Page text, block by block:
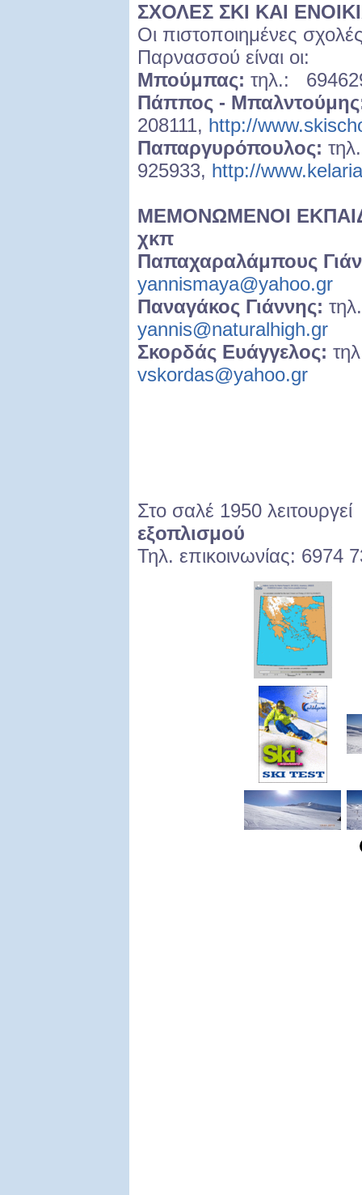
ΣΧΟΛΕΣ ΣΚΙ ΚΑΙ
Οι πιστοποιημένες
Παρνασσού είναι οι:
Μπούμπας: τηλ.:
Πάππος -
208111, http://
Παπαργυρόπουλος:
925933, http://
ΜΕΜΟΝΩΜΕΝΟΙ
χκπ
Παπαχαραλάμπους
yannismaya@yahoo.gr
Παναγάκος Γιάννης:
yannis@naturalhigh.gr
Σκορδάς Ευάγγελος:
vskordas@yahoo.gr
Στο σαλέ 1950
εξοπλισμού
Τηλ. επικοινωνίας: 6974